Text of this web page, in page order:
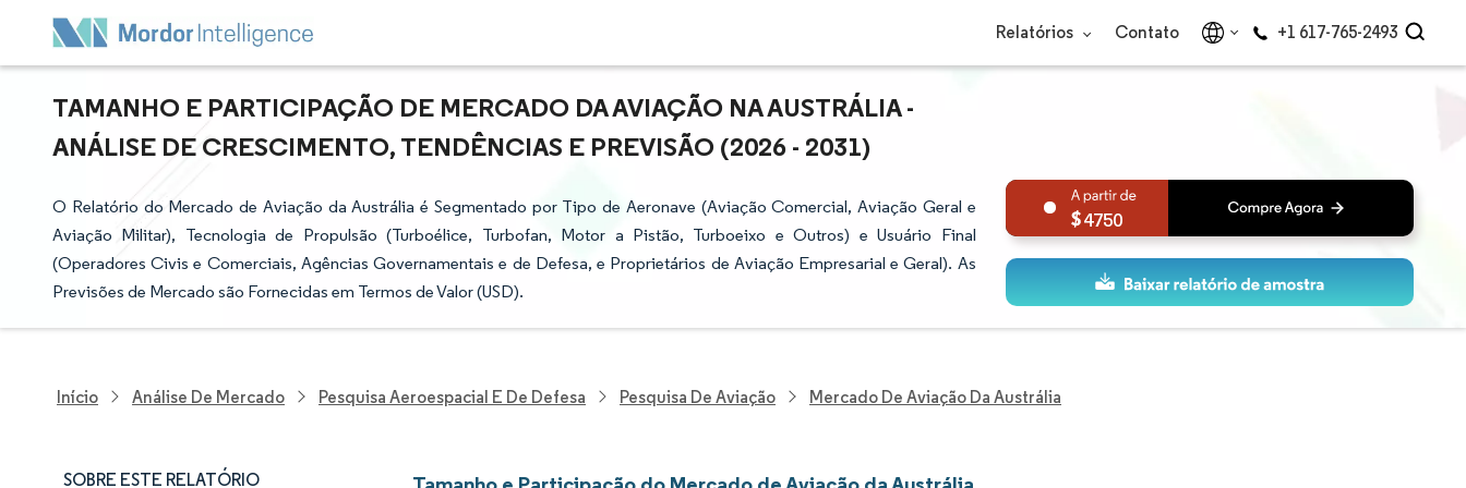
Relatórios Contato +1 617-765-2493
TAMANHO E PARTICIPAÇÃO DE MERCADO DA AVIAÇÃO NA AUSTRÁLIA -
ANÁLISE DE CRESCIMENTO, TENDÊNCIAS E PREVISÃO (2026 - 2031)
O Relatório do Mercado de Aviação da Austrália é Segmentado por Tipo de Aeronave (Aviação Comercial, Aviação Geral e
Aviação Militar), Tecnologia de Propulsão (Turboélice, Turbofan, Motor a Pistão, Turboeixo e Outros) e Usuário Final
(Operadores Civis e Comerciais, Agências Governamentais e de Defesa, e Proprietários de Aviação Empresarial e Geral). As
Previsões de Mercado são Fornecidas em Termos de Valor (USD).
4750
Início Análise De Mercado Pesquisa Aeroespacial E De Defesa Pesquisa De Aviação Mercado De Aviação Da Austrália
SOBRE ESTE RELATÓRIO